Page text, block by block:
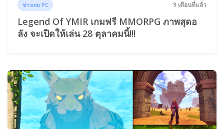
ข่าวเกม PC 9 เดือนที่แล้ว
Legend Of YMIR เกมฟรี MMORPG ภาพสุดอ
ลัง จะเปิดให้เล่น 28 ตุลาคมนี้!!!